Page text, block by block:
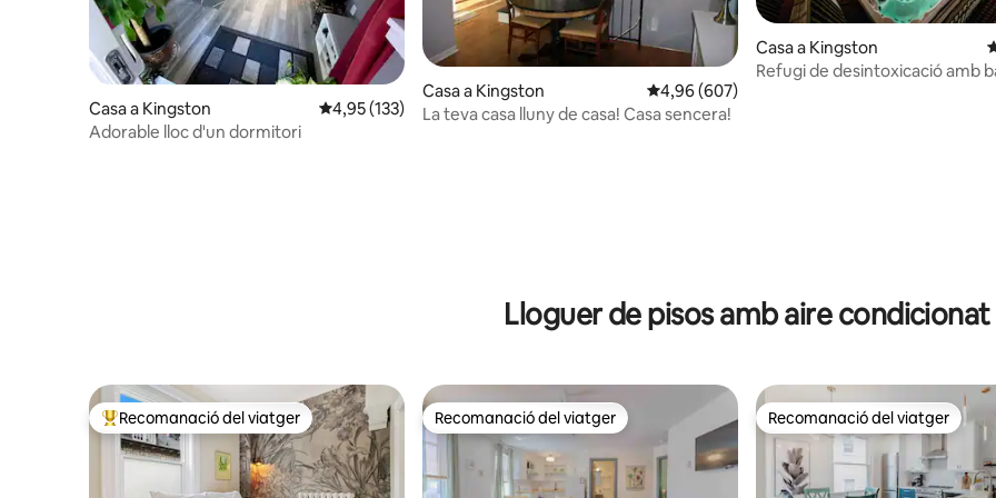
Casa a Kingston 4,95 de puntuació mitjana d'un total de 5; 133 avaluacions
4,95 (133)
Adorable lloc d'un dormitori
Casa a Kingston 4,96 de puntuació mitjana d'un total de 5; 607
4,96 (607)
La teva casa lluny de casa! Casa sencera!
Casa a Kingston
Refugi de desintoxicació amb
Lloguer de pisos amb aire condicionat
Principals recomanacions dels viatgers
Recomanació del viatger Recomanació del viatger
Recomanació del viatger Recomanació del viatger
Recomanació del viatger